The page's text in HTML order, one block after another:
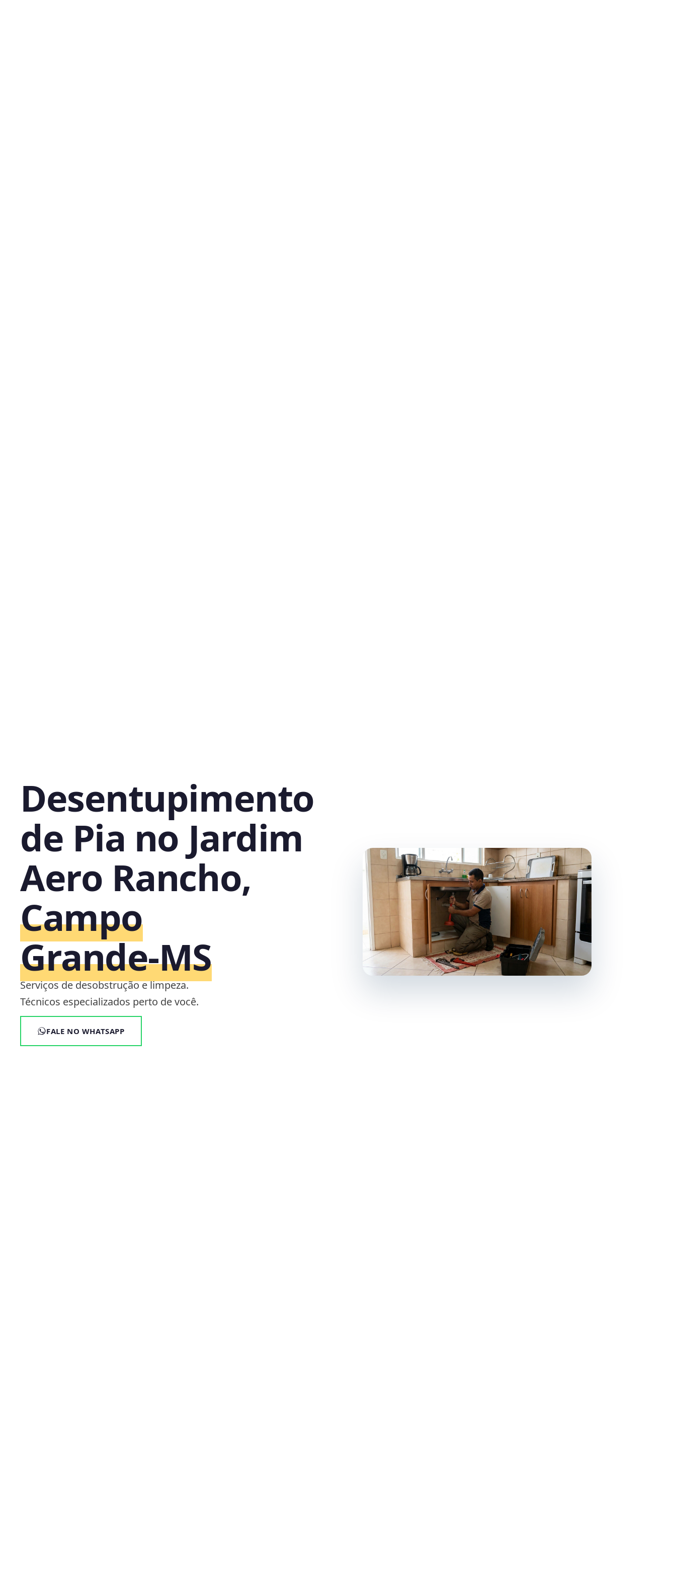
Desentupimento
de Pia no Jardim
Aero Rancho,
Campo
Grande‑MS
Serviços de desobstrução e limpeza.
Técnicos especializados perto de você.
FALE NO WHATSAPP